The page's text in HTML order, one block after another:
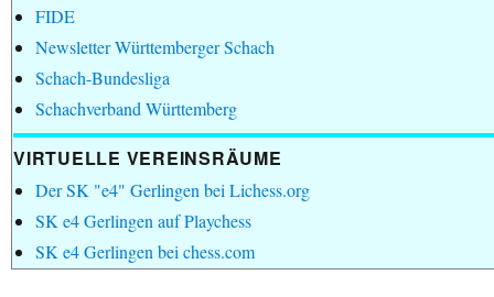
FIDE
Newsletter Württemberger Schach
Schach-Bundesliga
Schachverband Württemberg
VIRTUELLE VEREINSRÄUME
Der SK "e4" Gerlingen bei Lichess.org
SK e4 Gerlingen auf Playchess
SK e4 Gerlingen bei chess.com